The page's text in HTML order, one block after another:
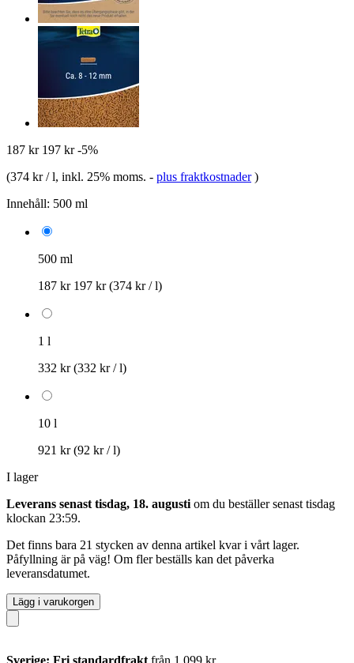
187 kr 197 kr -5%
(374 kr / l, inkl. 25% moms. - plus fraktkostnader )
Innehåll: 500 ml
500 ml
187 kr 197 kr (374 kr / l)
1 l
332 kr(332 kr / l)
10 l
921 kr(92 kr / l)
I lager
Leverans senast tisdag, 18. augusti om du beställer senast tisdag
klockan 23:59.
Det finns bara 21 stycken av denna artikel kvar i vårt lager.
Påfyllning är på väg! Om fler beställs kan det påverka
leveransdatumet.
Lägg i varukorgen
Sverige: Fri standardfrakt från 1 099 kr